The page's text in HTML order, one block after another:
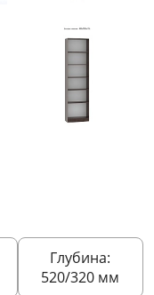
Глубина:
520/320 мм